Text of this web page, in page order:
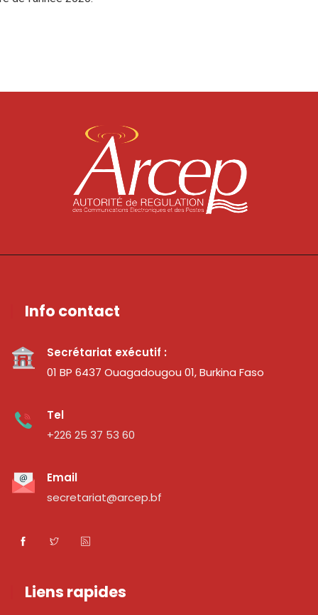
Info contact
Secrétariat exécutif :
01 BP 6437 Ouagadougou 01, Burkina Faso
Tel
+226 25 37 53 60
Email
secretariat@arcep.bf
Liens rapides